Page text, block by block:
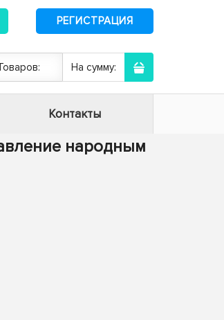
РЕГИСТРАЦИЯ
На сумму:
Контакты
народным